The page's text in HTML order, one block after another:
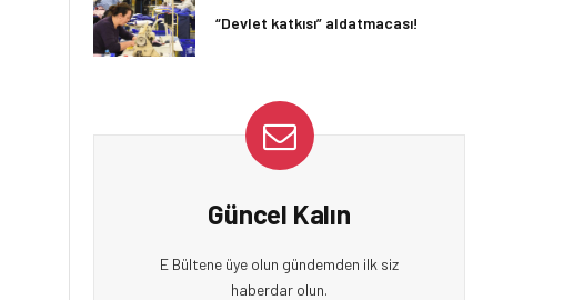
“Devlet katkısı” aldatmacası!
Güncel Kalın
E Bültene üye olun gündemden ilk siz
haberdar olun.